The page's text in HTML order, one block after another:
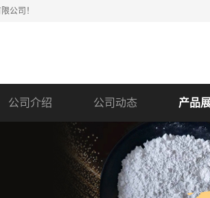
公司！
公司介绍 公司动态 产品